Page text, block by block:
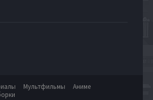
Мультфильмы
Аниме